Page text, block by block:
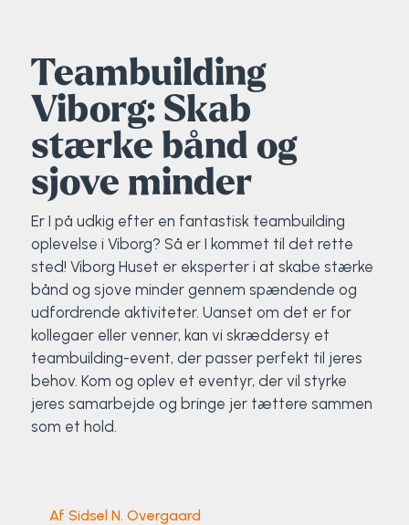
Teambuilding
Viborg: Skab
stærke bånd og
sjove minder
Er I på udkig efter en fantastisk teambuilding
oplevelse i Viborg? Så er I kommet til det rette
sted! Viborg Huset er eksperter i at skabe stærke
bånd og sjove minder gennem spændende og
udfordrende aktiviteter. Uanset om det er for
kollegaer eller venner, kan vi skræddersy et
teambuilding-event, der passer perfekt til jeres
behov. Kom og oplev et eventyr, der vil styrke
jeres samarbejde og bringe jer tættere sammen
som et hold.
Af Sidsel N. Overgaard
Brochure
Priser
Fodbold
Friluftsliv
Futsal
Golf
Hiphop
HYROX
Kajak
Klatring
OCR
Sportsmassør
Strik og Hækling
Udekøkken
Ølbrygning
Politi-teori
Ro på
Sportspsykologi
Træner- og lederakademi
Sportsmassør
Træner- og lederakademi
Skitur til Norge
Surf i Marokko
Peter Fuglsang
Thomas Skovgaard
Trine Rask-Nielsen
Troels Rasmussen